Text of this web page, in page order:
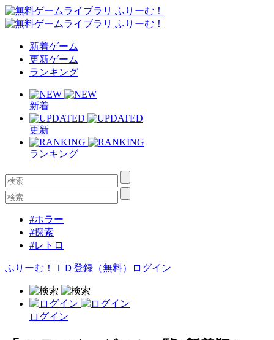
新着ゲーム
更新ゲーム
ランキング
新着
更新
ランキング
#ホラー
#探索
#レトロ
ふりーむ！ＩＤ登録（無料） ログイン
ログイン